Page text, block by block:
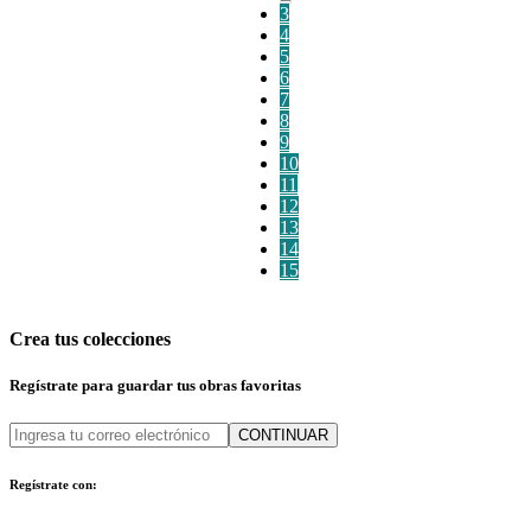
3
4
5
6
7
8
9
10
11
12
13
14
15
Crea tus colecciones
Regístrate para guardar tus obras favoritas
CONTINUAR
Regístrate con: